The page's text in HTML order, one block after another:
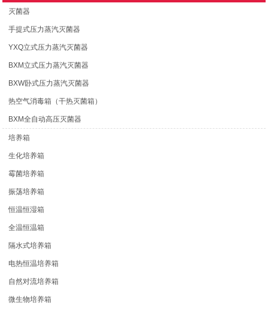
灭菌器
手提式压力蒸汽灭菌器
YXQ立式压力蒸汽灭菌器
BXM立式压力蒸汽灭菌器
BXW卧式压力蒸汽灭菌器
热空气消毒箱（干热灭菌箱）
BXM全自动高压灭菌器
培养箱
生化培养箱
霉菌培养箱
振荡培养箱
恒温恒湿箱
全温恒温箱
隔水式培养箱
电热恒温培养箱
自然对流培养箱
微生物培养箱